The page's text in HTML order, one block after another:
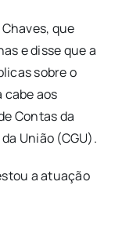
que
e disse que a
sobre o
cabe aos
Contas da
União (CGU).
a atuação